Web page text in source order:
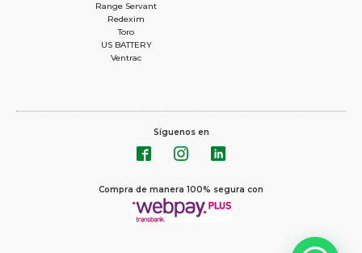
Range Servant
Redexim
Toro
US BATTERY
Ventrac
Síguenos en
Compra de manera 100% segura con